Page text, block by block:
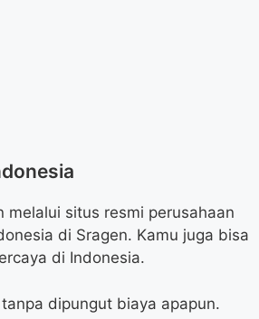
melalui situs resmi perusahaan
di Sragen. Kamu juga bisa
di Indonesia.
dipungut biaya apapun.